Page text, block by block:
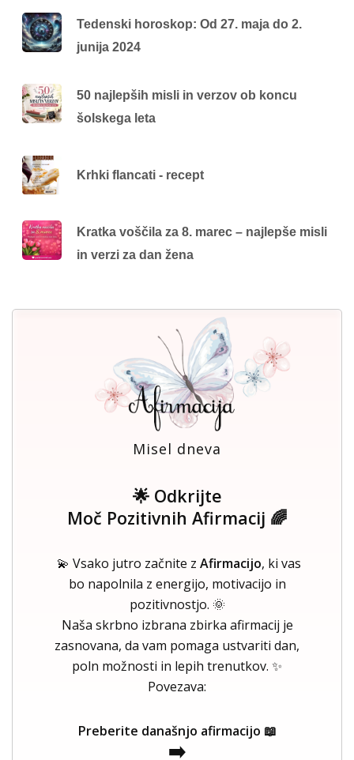
Tedenski horoskop: Od 27. maja do 2.
junija 2024
50 najlepših misli in verzov ob koncu
šolskega leta
Krhki flancati - recept
Kratka voščila za 8. marec – najlepše misli
in verzi za dan žena
Misel dneva
🌟 Odkrijte
Moč Pozitivnih Afirmacij 🌈
💫 Vsako jutro začnite z Afirmacijo, ki vas
bo napolnila z energijo, motivacijo in
pozitivnostjo. 🌞
Naša skrbno izbrana zbirka afirmacij je
zasnovana, da vam pomaga ustvariti dan,
poln možnosti in lepih trenutkov. ✨
Povezava:
Preberite današnjo afirmacijo 📖
➡️